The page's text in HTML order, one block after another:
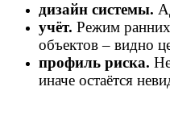
дизайн системы.
учёт. Режим ранних
объектов – видно
профиль риска.
иначе остаётся